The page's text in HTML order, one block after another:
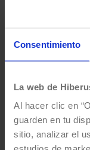
Consentimiento
La web de
Al hacer clic en
guarden en tu
sitio, analizar el
centros
mismas
particular,
MEJORAS